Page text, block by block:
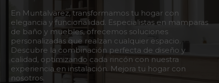
En Muntalvarez, transformamos tu hogar con
elegancia y funcionalidad. Especialistas en mamparas
de baño y muebles, ofrecemos soluciones
personalizadas que realzan cualquier espacio.
Descubre la combinación perfecta de diseño y
calidad, optimizando cada rincón con nuestra
experiencia en instalación. Mejora tu hogar con
nosotros.